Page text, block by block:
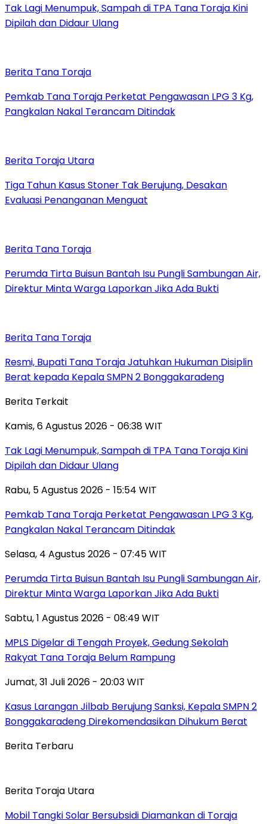
Tak Lagi Menumpuk, Sampah di TPA Tana Toraja Kini
Dipilah dan Didaur Ulang
Berita Tana Toraja
Pemkab Tana Toraja Perketat Pengawasan LPG 3 Kg,
Pangkalan Nakal Terancam Ditindak
Berita Toraja Utara
Tiga Tahun Kasus Stoner Tak Berujung, Desakan
Evaluasi Penanganan Menguat
Berita Tana Toraja
Perumda Tirta Buisun Bantah Isu Pungli Sambungan Air,
Direktur Minta Warga Laporkan Jika Ada Bukti
Berita Tana Toraja
Resmi, Bupati Tana Toraja Jatuhkan Hukuman Disiplin
Berat kepada Kepala SMPN 2 Bonggakaradeng
Berita Terkait
Kamis, 6 Agustus 2026 - 06:38 WIT
Tak Lagi Menumpuk, Sampah di TPA Tana Toraja Kini
Dipilah dan Didaur Ulang
Rabu, 5 Agustus 2026 - 15:54 WIT
Pemkab Tana Toraja Perketat Pengawasan LPG 3 Kg,
Pangkalan Nakal Terancam Ditindak
Selasa, 4 Agustus 2026 - 07:45 WIT
Perumda Tirta Buisun Bantah Isu Pungli Sambungan Air,
Direktur Minta Warga Laporkan Jika Ada Bukti
Sabtu, 1 Agustus 2026 - 08:49 WIT
MPLS Digelar di Tengah Proyek, Gedung Sekolah
Rakyat Tana Toraja Belum Rampung
Jumat, 31 Juli 2026 - 20:03 WIT
Kasus Larangan Jilbab Berujung Sanksi, Kepala SMPN 2
Bonggakaradeng Direkomendasikan Dihukum Berat
Berita Terbaru
Berita Toraja Utara
Mobil Tangki Solar Bersubsidi Diamankan di Toraja